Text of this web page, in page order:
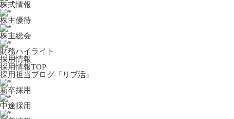
株式情報
株主優待
株主総会
財務ハイライト
採用情報
採用情報TOP
採用担当ブログ『リブ活』
新卒採用
中途採用